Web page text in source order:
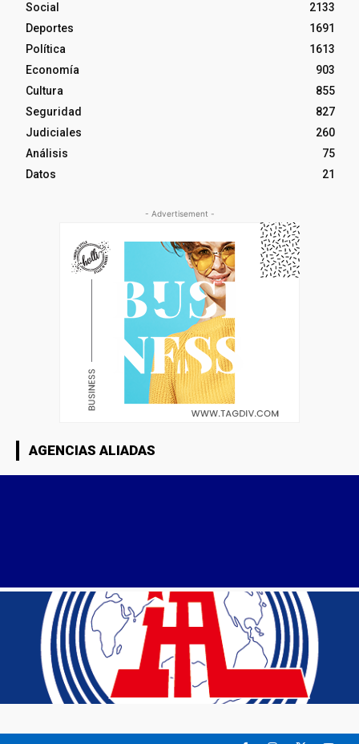
Social
2133
Deportes
1691
Política
1613
Economía
903
Cultura
855
Seguridad
827
Judiciales
260
Análisis
75
Datos
21
- Advertisement -
AGENCIAS ALIADAS